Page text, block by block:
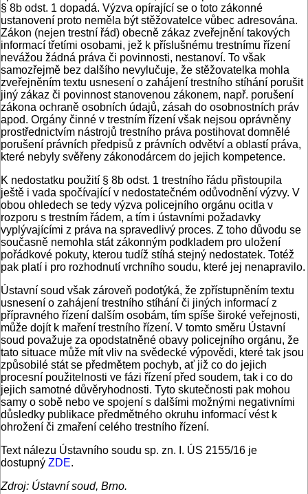
§ 8b odst. 1 dopadá. Výzva opírající se o toto zákonné
ustanovení proto neměla být stěžovatelce vůbec adresována.
Zákon (nejen trestní řád) obecně zákaz zveřejnění takových
informací třetími osobami, jež k příslušnému trestnímu řízení
nevážou žádná práva či povinnosti, nestanoví. To však
samozřejmě bez dalšího nevylučuje, že stěžovatelka mohla
zveřejněním textu usnesení o zahájení trestního stíhání porušit
jiný zákaz či povinnost stanovenou zákonem, např. porušení
zákona ochraně osobních údajů, zásah do osobnostních práv
apod. Orgány činné v trestním řízení však nejsou oprávněny
prostřednictvím nástrojů trestního práva postihovat domnělé
porušení právních předpisů z právních odvětví a oblastí práva,
které nebyly svěřeny zákonodárcem do jejich kompetence.
K nedostatku použití § 8b odst. 1 trestního řádu přistoupila
ještě i vada spočívající v nedostatečném odůvodnění výzvy. V
obou ohledech se tedy výzva policejního orgánu ocitla v
rozporu s trestním řádem, a tím i ústavními požadavky
vyplývajícími z práva na spravedlivý proces. Z toho důvodu se
současně nemohla stát zákonným podkladem pro uložení
pořádkové pokuty, kterou tudíž stíhá stejný nedostatek. Totéž
pak platí i pro rozhodnutí vrchního soudu, které jej nenapravilo.
Ústavní soud však zároveň podotýká, že zpřístupněním textu
usnesení o zahájení trestního stíhání či jiných informací z
přípravného řízení dalším osobám, tím spíše široké veřejnosti,
může dojít k maření trestního řízení. V tomto směru Ústavní
soud považuje za opodstatněné obavy policejního orgánu, že
tato situace může mít vliv na svědecké výpovědi, které tak jsou
způsobilé stát se předmětem pochyb, ať již co do jejich
procesní použitelnosti ve fázi řízení před soudem, tak i co do
jejich samotné důvěryhodnosti. Tyto skutečnosti pak mohou
samy o sobě nebo ve spojení s dalšími možnými negativními
důsledky publikace předmětného okruhu informací vést k
ohrožení či zmaření celého trestního řízení.
Text nálezu Ústavního soudu sp. zn. I. ÚS 2155/16 je
dostupný ZDE.
Zdroj: Ústavní soud, Brno.